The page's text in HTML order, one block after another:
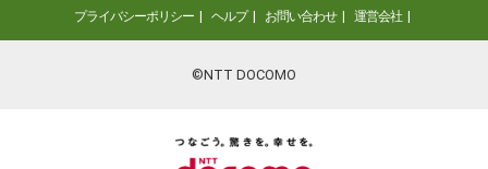
プライバシーポリシー ヘルプ お問い合わせ 運営会社
©NTT DOCOMO